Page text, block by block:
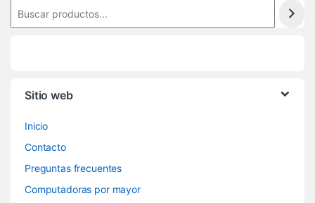
Sitio web
Inicio
Contacto
Preguntas frecuentes
Computadoras por mayor